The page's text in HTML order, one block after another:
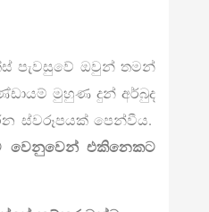
පැවසුවේ ඔවුන් තමන්
මුහුණ දුන් අර්බුද
ස්වරූපයක් පෙන්වීය.
වෙනුවෙන් එකිනෙකට